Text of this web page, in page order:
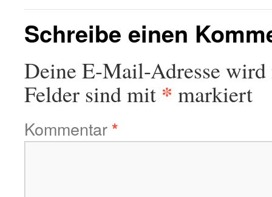
Schreibe einen
Deine E-Mail-Adresse
Felder sind mit * markiert
Kommentar*